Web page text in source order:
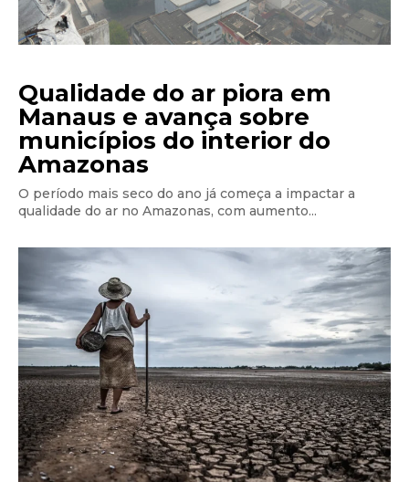
Qualidade do ar piora em
Manaus e avança sobre
municípios do interior do
Amazonas
O período mais seco do ano já começa a impactar a
qualidade do ar no Amazonas, com aumento...